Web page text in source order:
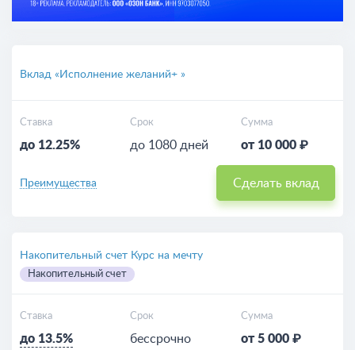
Вклад «Исполнение желаний+ »
Ставка
до 12.25%
Срок
до 1080 дней
Сумма
от 10 000 ₽
Преимущества Сделать вклад
Накопительный счет Курс на мечту
Накопительный счет
Ставка
до 13.5%
Срок
бессрочно
Сумма
от 5 000 ₽